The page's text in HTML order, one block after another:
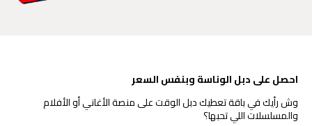
احصل على دبل الوناسة وبنفس السعر
وش رأيك في باقة تعطيك دبل الوقت على منصة الأغاني أو الأفلام
والمسلسلات اللي تحبها؟